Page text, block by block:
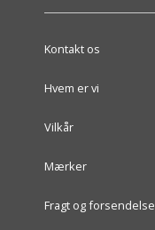
Kontakt os
Hvem er vi
Vilkår
Mærker
Fragt og forsendelse